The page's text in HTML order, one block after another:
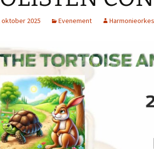
oktober 2025 Evenement